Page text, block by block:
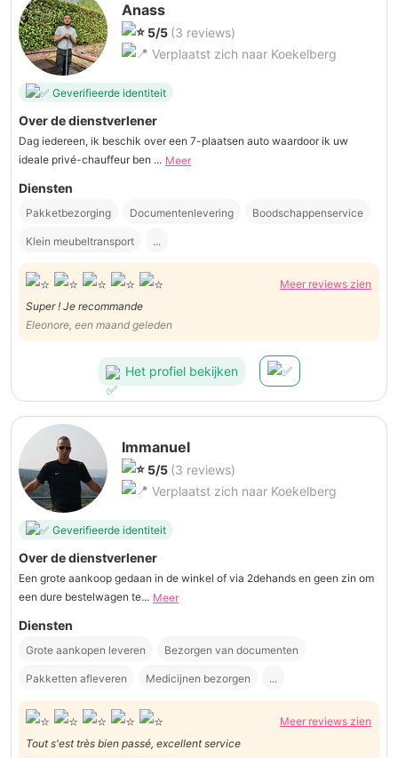
Anass
5/5 (3 reviews)
Verplaatst zich naar Koekelberg
Geverifieerde identiteit
Over de dienstverlener
Dag iedereen, ik beschik over een 7-plaatsen auto waardoor ik uw
ideale privé-chauffeur ben ... Meer
Diensten
Pakketbezorging Documentenlevering Boodschappenservice
Klein meubeltransport ...
Meer reviews zien
Super ! Je recommande
Eleonore, een maand geleden
Het profiel bekijken
Immanuel
5/5 (3 reviews)
Verplaatst zich naar Koekelberg
Geverifieerde identiteit
Over de dienstverlener
Een grote aankoop gedaan in de winkel of via 2dehands en geen zin om
een dure bestelwagen te... Meer
Diensten
Grote aankopen leveren Bezorgen van documenten
Pakketten afleveren Medicijnen bezorgen ...
Meer reviews zien
Tout s'est très bien passé, excellent service